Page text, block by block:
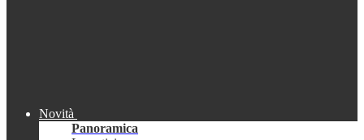
Novità
Panoramica